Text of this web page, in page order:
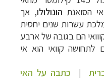
הסואנת הונולולו, אך
עשרות שנים יחסית
הם בגובה של ארבע
קוואי הוא אי
| כתבה על האי